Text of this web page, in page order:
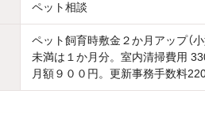
ペット相談
ペット飼育時敷金２か月アップ（
未満は１か月分。室内清掃費用
月額９００円。更新事務手数料